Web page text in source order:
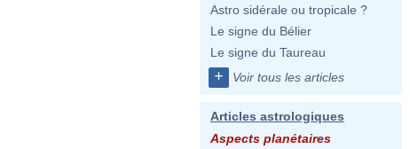
Astro sidérale ou tropicale ?
Le signe du Bélier
Le signe du Taureau
+ Voir tous les articles
Articles astrologiques
Aspects planétaires